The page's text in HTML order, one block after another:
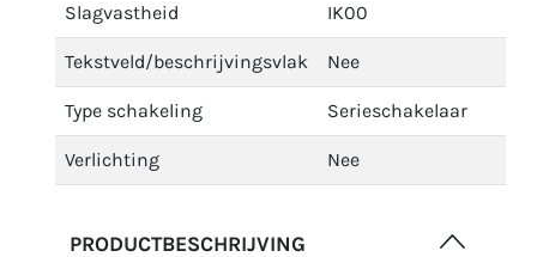
Slagvastheid IK00
Tekstveld/beschrijvingsvlak Nee
Type schakeling Serieschakelaar
Verlichting Nee
PRODUCTBESCHRIJVING